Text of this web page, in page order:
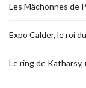
Les Mâchonnes de
Expo Calder, le roi
Le ring de